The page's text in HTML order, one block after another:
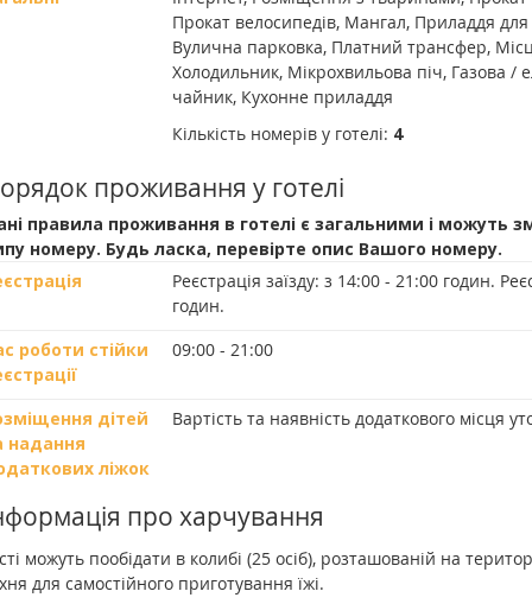
Прокат велосипедів, Мангал, Приладдя
Вулична парковка, Платний трансфер,
Холодильник, Мікрохвильова піч, Газова /
чайник, Кухонне приладдя
Кількість номерів у готелі: 4
проживання у готелі
правила проживання в готелі є загальними і можуть
номеру. Будь ласка, перевірте опис Вашого номеру.
Реєстрація заїзду: з 14:00 - 21:00 годин.
годин.
роботи стійки
09:00 - 21:00
дітей
надання
ліжок
Вартість та наявність додаткового місця
про харчування
можуть пообідати в колибі (25 осіб), розташованій на
для самостійного приготування їжі.